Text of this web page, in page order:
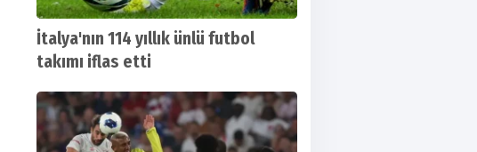
İtalya'nın 114 yıllık ünlü futbol
takımı iflas etti